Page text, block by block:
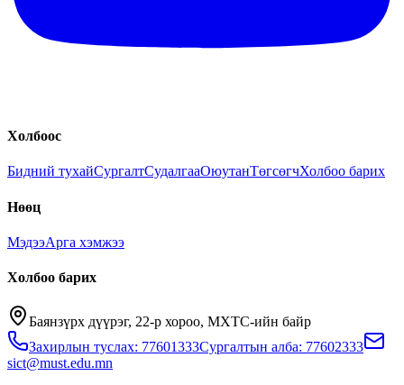
Холбоос
Бидний тухайСургалтСудалгааОюутанТөгсөгчХолбоо барих
Нөөц
МэдээАрга хэмжээ
Холбоо барих
Баянзүрх дүүрэг, 22-р хороо, МХТС-ийн байр
Захирлын туслах: 77601333Сургалтын алба: 77602333
sict@must.edu.mn